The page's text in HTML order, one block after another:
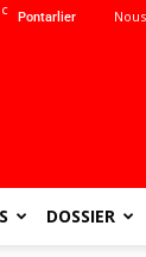
C Pontarlier
DOSSIER